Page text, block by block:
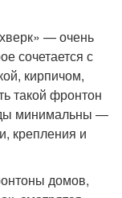
— очень
сочетается с
кирпичом,
такой фронтон
минимальны —
крепления и
домов,